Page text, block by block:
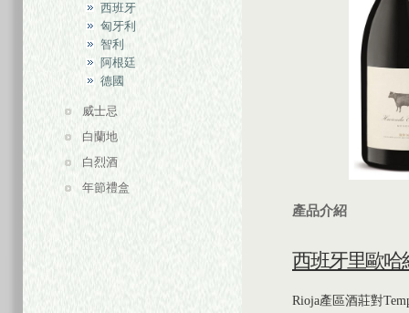
西班牙
匈牙利
智利
阿根廷
德國
威士忌
白蘭地
白烈酒
年節禮盒
產品介紹
西班牙里歐哈
Rioja產區酒莊對